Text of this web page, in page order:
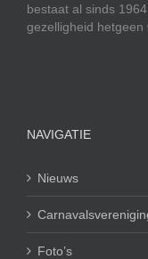
bestaat al sinds
gezelligheid
NAVIGATIE
Nieuws
Foto’s